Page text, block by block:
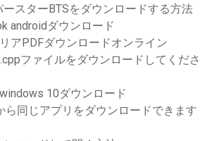
スターBTSをダウンロードする方法
androidダウンロード
アPDFダウンロードオンライン
ファイルをダウンロードしてくださ
10ダウンロード
ら同じアプリをダウンロードできます